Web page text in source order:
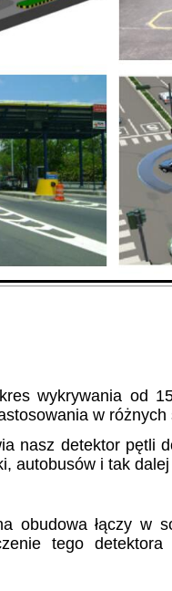
wykrywania od
w
nasz detektor pętli
autobusów i tak dalej
obudowa łączy w
tego